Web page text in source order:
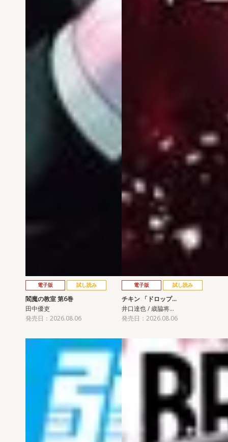
電子版 試し読み
閻魔の教室 第6巻
田中優吏
発売日：2026.08.06
電子版 試し読み
チキン 「ドロップ…
井口達也 / 歳脇将…
発売日：2026.08.06